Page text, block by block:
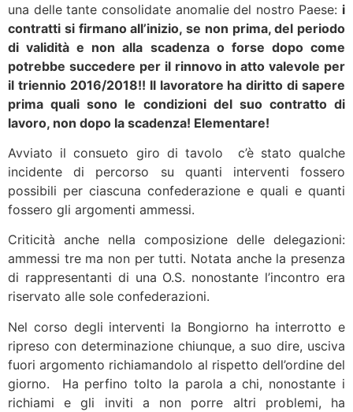
una delle tante consolidate anomalie del nostro Paese: i
contratti si firmano all’inizio, se non prima, del periodo
di validità e non alla scadenza o forse dopo come
potrebbe succedere per il rinnovo in atto valevole per
il triennio 2016/2018!! Il lavoratore ha diritto di sapere
prima quali sono le condizioni del suo contratto di
lavoro, non dopo la scadenza! Elementare!
Avviato il consueto giro di tavolo c’è stato qualche
incidente di percorso su quanti interventi fossero
possibili per ciascuna confederazione e quali e quanti
fossero gli argomenti ammessi.
Criticità anche nella composizione delle delegazioni:
ammessi tre ma non per tutti. Notata anche la presenza
di rappresentanti di una O.S. nonostante l’incontro era
riservato alle sole confederazioni.
Nel corso degli interventi la Bongiorno ha interrotto e
ripreso con determinazione chiunque, a suo dire, usciva
fuori argomento richiamandolo al rispetto dell’ordine del
giorno. Ha perfino tolto la parola a chi, nonostante i
richiami e gli inviti a non porre altri problemi, ha